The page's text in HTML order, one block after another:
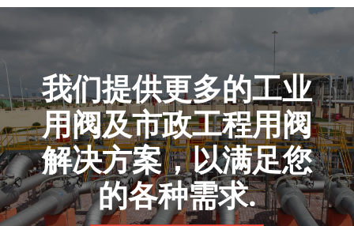
我们提供更多的工业
用阀及市政工程用阀
解决方案，以满足您
的各种需求.